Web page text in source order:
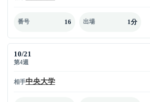
番号 16 出場 1分
10/21
第4週
相手中央大学